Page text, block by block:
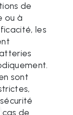
de
ou à
les
sont
de